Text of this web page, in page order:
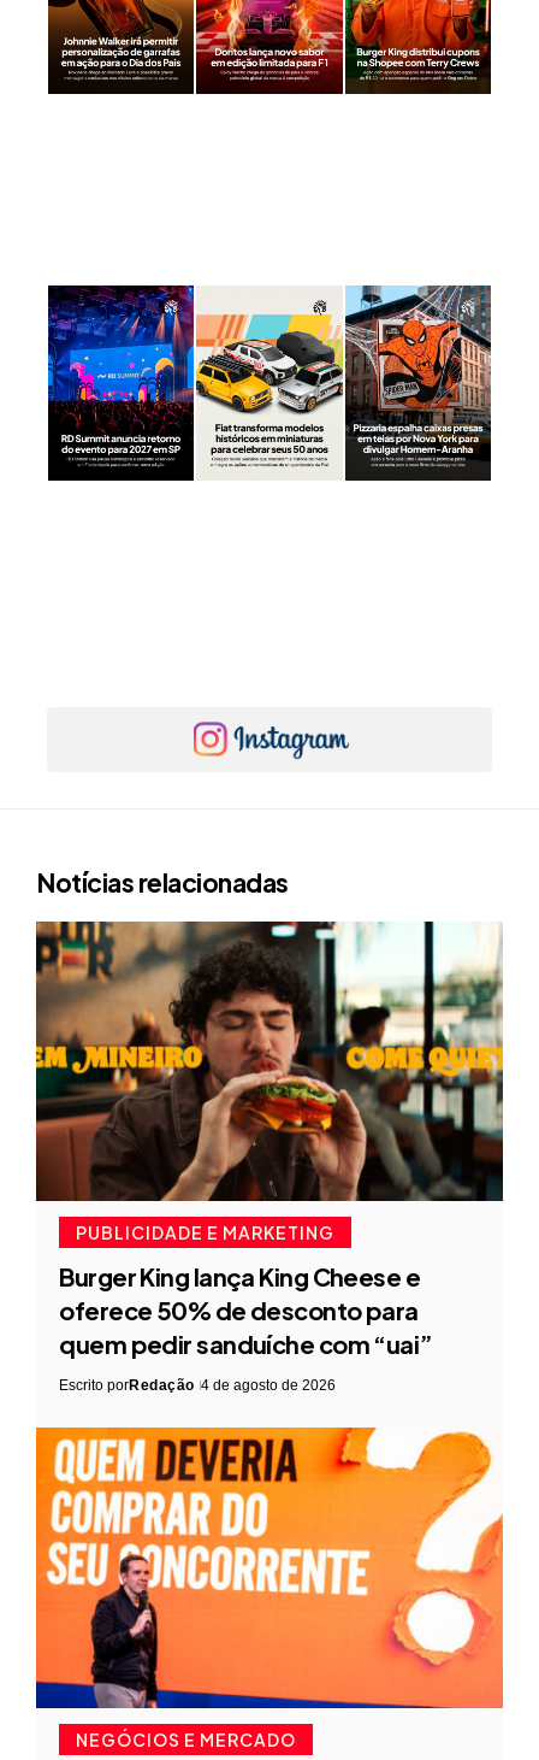
Notícias relacionadas
PUBLICIDADE E MARKETING
Burger King lança King Cheese e
oferece 50% de desconto para
quem pedir sanduíche com “uai”
Escrito porRedação 4 de agosto de 2026
NEGÓCIOS E MERCADO